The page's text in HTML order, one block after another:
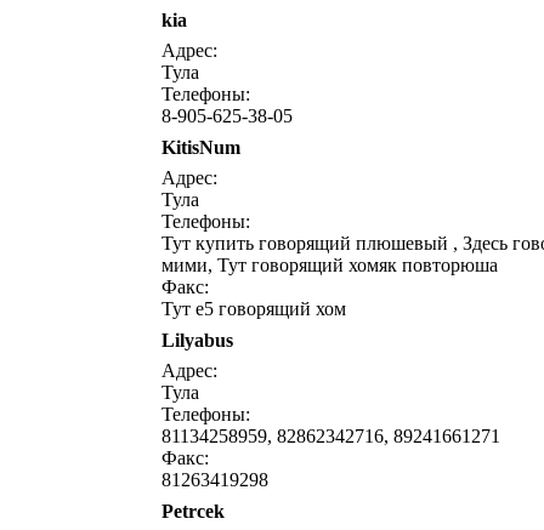
kia
Адрес:
Тула
Телефоны:
8-905-625-38-05
KitisNum
Адрес:
Тула
Телефоны:
Тут купить говорящий плюшевый , Здесь
мими, Тут говорящий хомяк повторюша
Факс:
Тут е5 говорящий хом
Lilyabus
Адрес:
Тула
Телефоны:
81134258959, 82862342716, 89241661271
Факс:
81263419298
Petrcek